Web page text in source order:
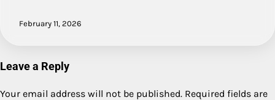
February 11, 2026
Leave a Reply
Your email address will not be published. Required fields are